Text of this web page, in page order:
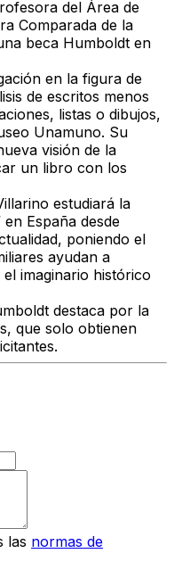
del Área de
Comparada de la
beca Humboldt en
en la figura de
de escritos menos
listas o dibujos,
Unamuno. Su
visión de la
un libro con los
estudiará la
España desde
poniendo el
ayudan a
imaginario histórico
destaca por la
que solo obtienen
las normas de